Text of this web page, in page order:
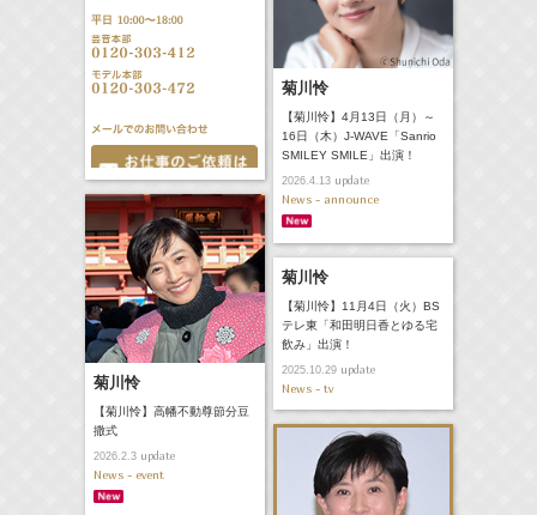
菊川怜
【菊川怜】4月13日（月）～
16日（木）J-WAVE「Sanrio
SMILEY SMILE」出演！
2026.4.13update
News - announce
菊川怜
【菊川怜】高幡不動尊節分豆
撒式
2026.2.3update
News - event
菊川怜
【菊川怜】11月4日（火）BS
テレ東「和田明日香とゆる宅
飲み」出演！
2025.10.29update
News - tv